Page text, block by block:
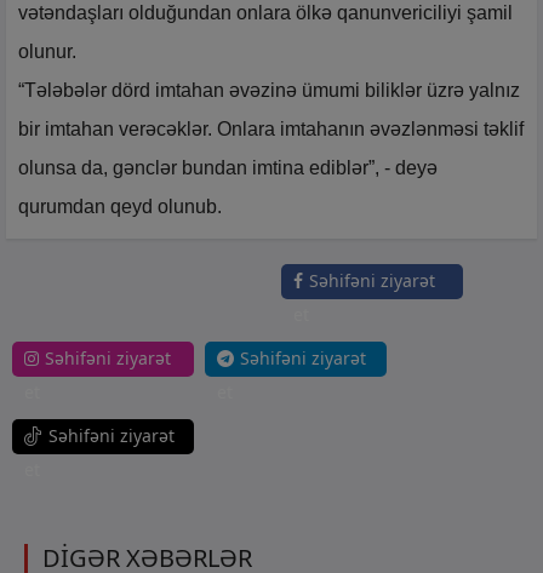
vətəndaşları olduğundan onlara ölkə qanunvericiliyi şamil
olunur.
“Tələbələr dörd imtahan əvəzinə ümumi biliklər üzrə yalnız
bir imtahan verəcəklər. Onlara imtahanın əvəzlənməsi təklif
olunsa da, gənclər bundan imtina ediblər”, - deyə
qurumdan qeyd olunub.
Səhifəni ziyarət
Səhifəni ziyarət
Səhifəni ziyarət
Səhifəni ziyarət
DİGƏR XƏBƏRLƏR